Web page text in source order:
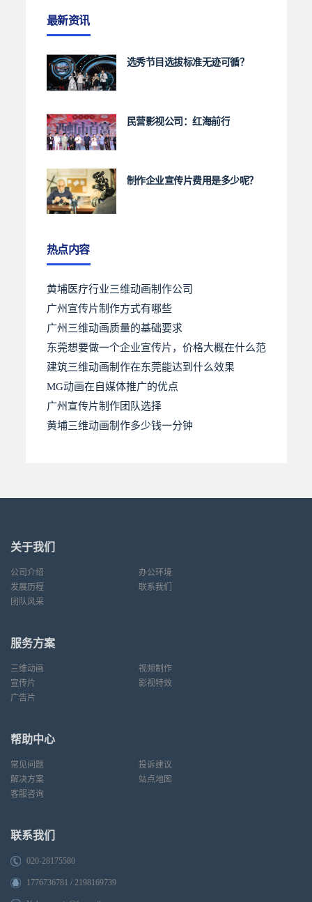
最新资讯
选秀节目选拔标准无迹可循？
民营影视公司：红海前行
制作企业宣传片费用是多少呢？
热点内容
黄埔医疗行业三维动画制作公司
广州宣传片制作方式有哪些
广州三维动画质量的基础要求
东莞想要做一个企业宣传片，价格大概在什么范
建筑三维动画制作在东莞能达到什么效果
MG动画在自媒体推广的优点
广州宣传片制作团队选择
黄埔三维动画制作多少钱一分钟
关于我们
公司介绍
发展历程
团队风采
办公环境
联系我们
服务方案
三维动画
宣传片
广告片
视频制作
影视特效
帮助中心
常见问题
解决方案
客服咨询
投诉建议
站点地图
联系我们
020-28175580
1776736781 / 2198169739